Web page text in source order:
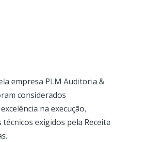
empresa PLM Auditoria &
considerados
na execução,
exigidos pela Receita